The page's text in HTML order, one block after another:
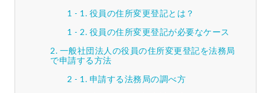
役員の住所変更登記とは？
役員の住所変更登記が必要なケース
一般社団法人の役員の住所変更登記を法務局
で申請する方法
申請する法務局の調べ方